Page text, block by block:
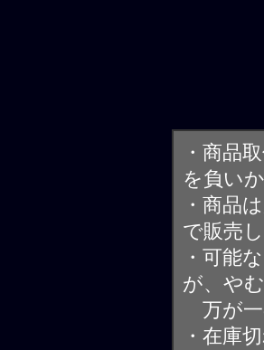
・商品
を負い
・商品
で販売
・可能
が、や
万が一
・在庫